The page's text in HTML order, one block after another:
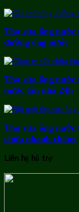
Thợ sửa ống nước
đường ống nước
Thợ sửa ống
nước tận nhà 24h
Thợ sửa ống nước
chữa nhanh chóng
Liên hệ hỗ trợ